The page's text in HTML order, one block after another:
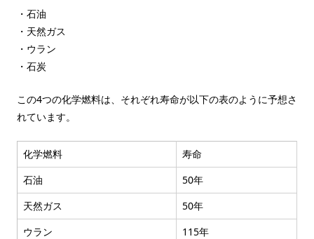
・石油
・天然ガス
・ウラン
・石炭
この4つの化学燃料は、それぞれ寿命が以下の表のように予想さ
れています。
化学燃料
寿命
石油
50年
天然ガス
50年
ウラン
115年